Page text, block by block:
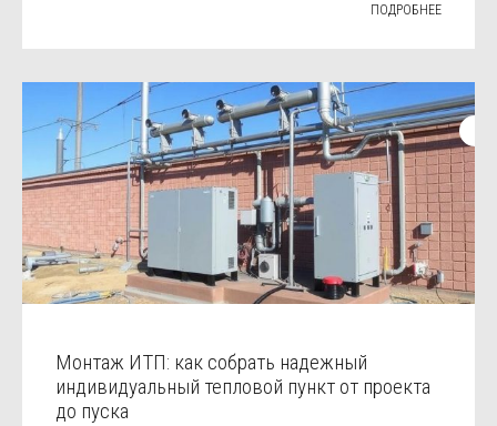
ПОДРОБНЕЕ
Монтаж ИТП: как собрать надежный
индивидуальный тепловой пункт от проекта
до пуска